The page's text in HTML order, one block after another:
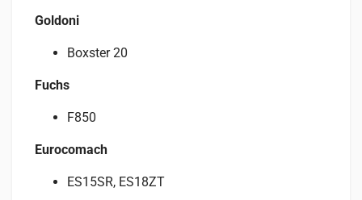
Goldoni
Boxster 20
Fuchs
F850
Eurocomach
ES15SR, ES18ZT